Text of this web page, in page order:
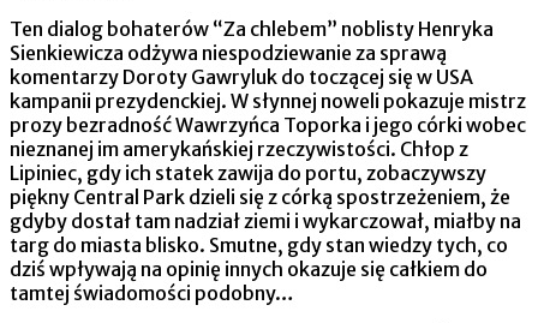
Ten dialog bohaterów “Za chlebem” noblisty Henryka
Sienkiewicza odżywa niespodziewanie za sprawą
komentarzy Doroty Gawryluk do toczącej się w USA
kampanii prezydenckiej. W słynnej noweli pokazuje mistrz
prozy bezradność Wawrzyńca Toporka i jego córki wobec
nieznanej im amerykańskiej rzeczywistości. Chłop z
Lipiniec, gdy ich statek zawija do portu, zobaczywszy
piękny Central Park dzieli się z córką spostrzeżeniem, że
gdyby dostał tam nadział ziemi i wykarczował, miałby na
targ do miasta blisko. Smutne, gdy stan wiedzy tych, co
dziś wpływają na opinię innych okazuje się całkiem do
tamtej świadomości podobny…